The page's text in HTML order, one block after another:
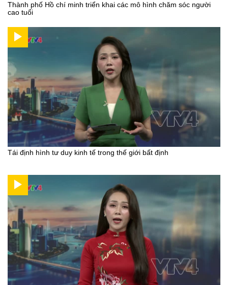
Thành phố Hồ chí minh triển khai các mô hình chăm sóc người
cao tuổi
Tái định hình tư duy kinh tế trong thế giới bất định